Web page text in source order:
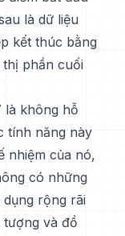
là dữ liệu
kết thúc bằng
thị phần cuối
là không hỗ
tính năng này
nhiệm của nó,
có những
rộng rãi
và đồ